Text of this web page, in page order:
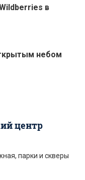
в
небом
центр
парки и скверы